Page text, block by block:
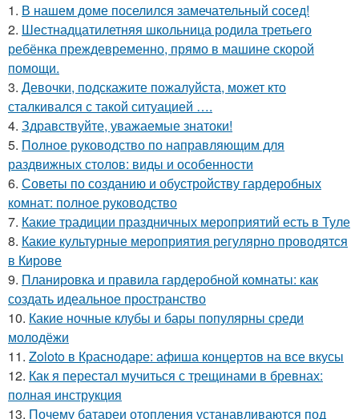
1. В нашем доме поселился замечательный сосед!
2. Шестнадцатилетняя школьница родила третьего
ребёнка преждевременно, прямо в машине скорой
помощи.
3. Девочки, подскажите пожалуйста, может кто
сталкивался с такой ситуацией ….
4. Здравствуйте, уважаемые знатоки!
5. Полное руководство по направляющим для
раздвижных столов: виды и особенности
6. Советы по созданию и обустройству гардеробных
комнат: полное руководство
7. Какие традиции праздничных мероприятий есть в Туле
8. Какие культурные мероприятия регулярно проводятся
в Кирове
9. Планировка и правила гардеробной комнаты: как
создать идеальное пространство
10. Какие ночные клубы и бары популярны среди
молодёжи
11. Zoloto в Краснодаре: афиша концертов на все вкусы
12. Как я перестал мучиться с трещинами в бревнах:
полная инструкция
13. Почему батареи отопления устанавливаются под